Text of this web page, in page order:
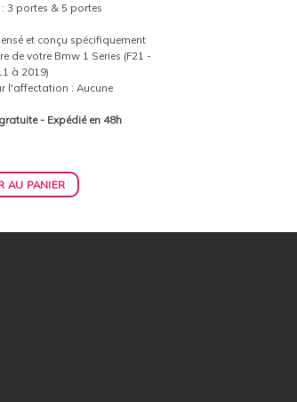
: 3 portes & 5 portes
et conçu spécifiquement
de votre Bmw 1 Series (F21 -
à 2019)
l'affectation : Aucune
- Expédié en 48h
AU PANIER